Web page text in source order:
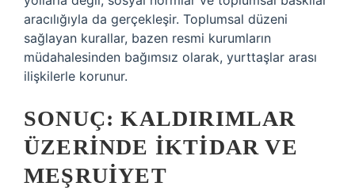
aracılığıyla da gerçekleşir. Toplumsal düzeni
sağlayan kurallar, bazen resmi kurumların
müdahalesinden bağımsız olarak, yurttaşlar arası
ilişkilerle korunur.
SONUÇ: KALDIRIMLAR
ÜZERINDE İKTIDAR VE
MEŞRUIYET